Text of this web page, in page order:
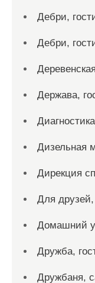
Дебри,
Дебри,
Держава,
Дизельная
Дирекция
Для
Домашний
Дружба,
Дружбаня,